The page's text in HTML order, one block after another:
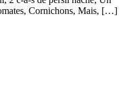
Cornichons, Mais, […]